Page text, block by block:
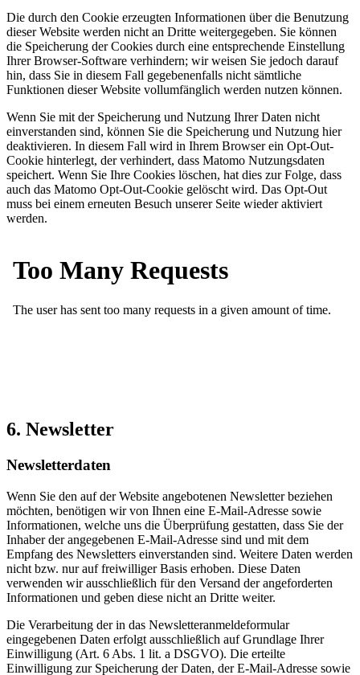
Die durch den Cookie erzeugten Informationen über die Benutzung
dieser Website werden nicht an Dritte weitergegeben. Sie können
die Speicherung der Cookies durch eine entsprechende Einstellung
Ihrer Browser-Software verhindern; wir weisen Sie jedoch darauf
hin, dass Sie in diesem Fall gegebenenfalls nicht sämtliche
Funktionen dieser Website vollumfänglich werden nutzen können.
Wenn Sie mit der Speicherung und Nutzung Ihrer Daten nicht
einverstanden sind, können Sie die Speicherung und Nutzung hier
deaktivieren. In diesem Fall wird in Ihrem Browser ein Opt-Out-
Cookie hinterlegt, der verhindert, dass Matomo Nutzungsdaten
speichert. Wenn Sie Ihre Cookies löschen, hat dies zur Folge, dass
auch das Matomo Opt-Out-Cookie gelöscht wird. Das Opt-Out
muss bei einem erneuten Besuch unserer Seite wieder aktiviert
werden.
6. Newsletter
Newsletterdaten
Wenn Sie den auf der Website angebotenen Newsletter beziehen
möchten, benötigen wir von Ihnen eine E-Mail-Adresse sowie
Informationen, welche uns die Überprüfung gestatten, dass Sie der
Inhaber der angegebenen E-Mail-Adresse sind und mit dem
Empfang des Newsletters einverstanden sind. Weitere Daten werden
nicht bzw. nur auf freiwilliger Basis erhoben. Diese Daten
verwenden wir ausschließlich für den Versand der angeforderten
Informationen und geben diese nicht an Dritte weiter.
Die Verarbeitung der in das Newsletteranmeldeformular
eingegebenen Daten erfolgt ausschließlich auf Grundlage Ihrer
Einwilligung (Art. 6 Abs. 1 lit. a DSGVO). Die erteilte
Einwilligung zur Speicherung der Daten, der E-Mail-Adresse sowie